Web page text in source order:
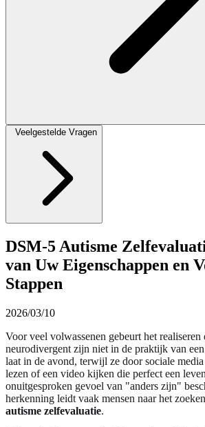
Veelgestelde Vragen
DSM-5 Autisme
van Uw Eigenschappen en
Stappen
2026/03/10
Voor veel volwassenen gebeurt het
neurodivergent zijn niet in de praktijk van
laat in de avond, terwijl ze door sociale
lezen of een video kijken die perfect een
onuitgesproken gevoel van "anders zijn"
herkenning leidt vaak mensen naar het
autisme zelfevaluatie.